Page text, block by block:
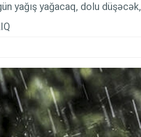
yağış yağacaq, dolu düşəcək,